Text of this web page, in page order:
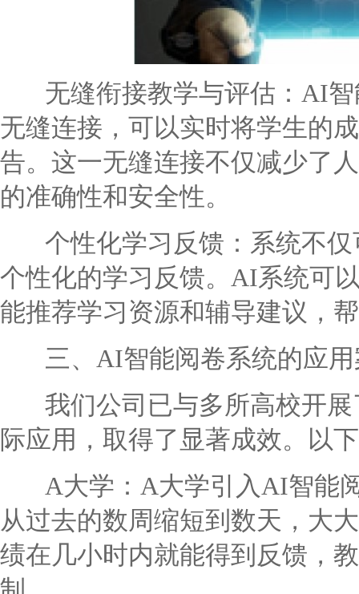
无缝衔接教学与评估：AI智
无缝连接，可以实时将学生的
告。这一无缝连接不仅减少了
的准确性和安全性。
个性化学习反馈：系统不仅
个性化的学习反馈。AI系统可
能推荐学习资源和辅导建议，
三、AI智能阅卷系统的应用
我们公司已与多所高校开展
际应用，取得了显著成效。以
A大学：A大学引入AI智能
从过去的数周缩短到数天，大
绩在几小时内就能得到反馈，